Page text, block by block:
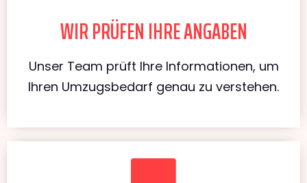
WIR PRÜFEN IHRE ANGABEN
Unser Team prüft Ihre Informationen, um
Ihren Umzugsbedarf genau zu verstehen.